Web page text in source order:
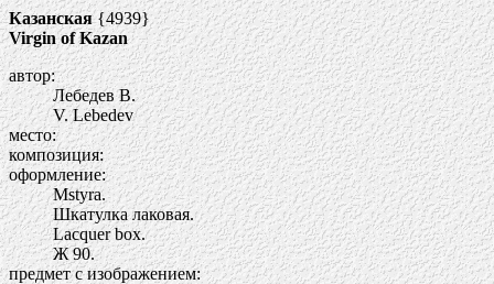
Казанская{4939}
Virgin of Kazan
автор:
Лебедев В.
V. Lebedev
место:
композиция:
оформление:
Mstyra.
Шкатулка лаковая.
Lacquer box.
Ж90.
предмет с изображением: